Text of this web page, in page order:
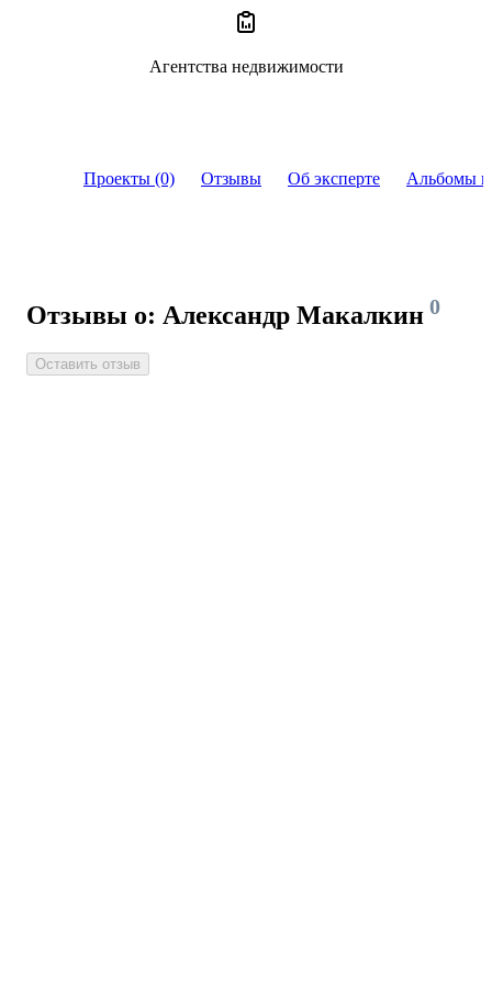
Проекты (0) Отзывы Об эксперте Альбомы
Отзывы о: Александр Макалкин 0
Оставить отзыв
Агентства недвижимости